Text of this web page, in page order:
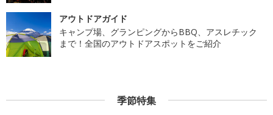
アウトドアガイド
キャンプ場、グランピングからBBQ、アスレチック
まで！全国のアウトドアスポットをご紹介
季節特集